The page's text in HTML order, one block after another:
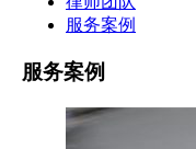
服务案例
服务案例